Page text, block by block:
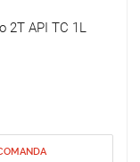
2T API TC 1L